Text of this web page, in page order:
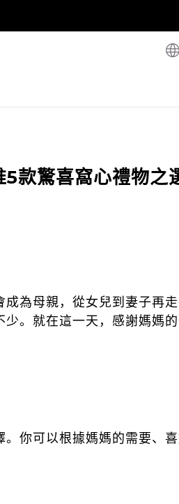
Award 勇奪金獎】
款驚喜窩心禮物之
為母親，從女兒到妻子再
。就在這一天，感謝媽媽
你可以根據媽媽的需要、